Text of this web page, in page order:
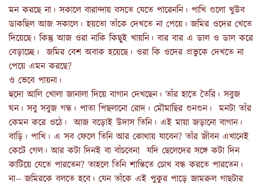
মন করছে না। সকালে বারান্দায় বসতে যেতে পারেননি। পাখি গুলো খুউব
ডাকছিল আজ সকালে। হয়তো তাঁকে দেখতে না পেয়ে। জমির ওদের খেতে
দিয়েছে। কিন্তু আজ ওরা নাকি কিছুই খায়নি। বার বার এ ডাল ও ডাল করে
বেড়াচ্ছে। জমির বেশ অবাক হয়েছে। ওরা কি ওদের প্রভুকে দেখতে না
পেয়ে এমন করছে?
ও ভেবে পায়না।
হুদো আলি খোলা জানালা দিয়ে বাগান দেখছেন। তাঁর হাতে তৈরি। সবুজ
ঘন। সবু সবুজ গন্ধ। পাতা পিছলানো রোদ। মৌমাছির গুনগুন। মনটা তাঁর
কেমন করে ওঠে। আজ বড়োই উদাস তিনি। এই মায়া জড়ানো বাগান।
বাড়ি। পাখি। এ সব ফেলে তিনি আর কোথায় যাবেন? তাঁর জীবন এখানেই
কেটে গেল। আর কটা দিনই বা বাঁচবেন! যদি ছেলেদের সঙ্গে কটা দিন
কাটিয়ে যেতে পারতেন? তাহলে তিনি শান্তিতে চোখ বন্ধ করতে পারতেন।
না-- জমিরকে বলতে হবে। যেন তাঁকে এই পুকুর পাড়ে জামরুল গাছটার